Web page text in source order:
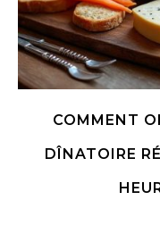
COMMENT
DÎNATOIRE